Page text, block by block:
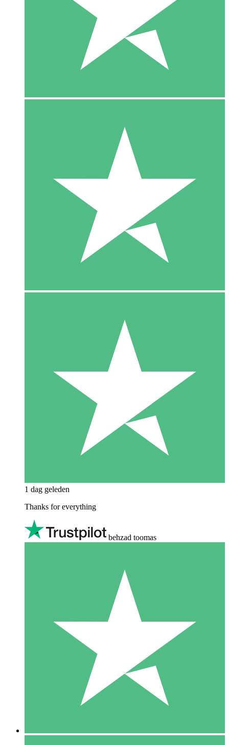
1 dag geleden
Thanks for everything
behzad toomas